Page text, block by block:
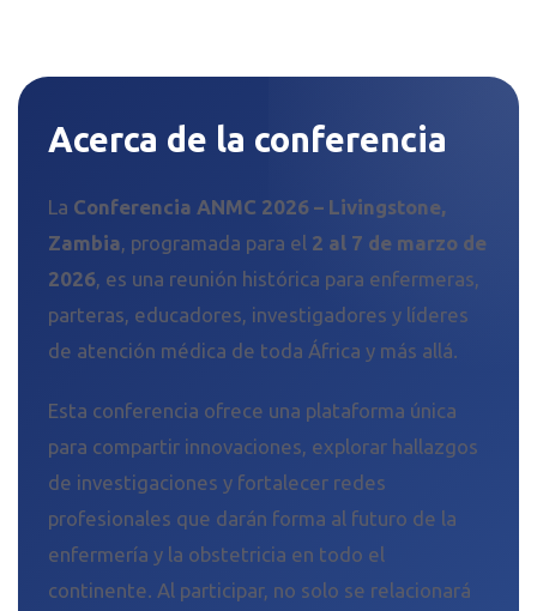
Acerca de la conferencia
La Conferencia ANMC 2026 – Livingstone,
Zambia, programada para el 2 al 7 de marzo de
2026, es una reunión histórica para enfermeras,
parteras, educadores, investigadores y líderes
de atención médica de toda África y más allá.
Esta conferencia ofrece una plataforma única
para compartir innovaciones, explorar hallazgos
de investigaciones y fortalecer redes
profesionales que darán forma al futuro de la
enfermería y la obstetricia en todo el
continente. Al participar, no solo se relacionará